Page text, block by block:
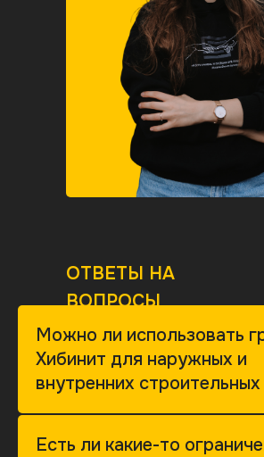
ОТВЕТЫ НА
ВОПРОСЫ
Можно ли использовать
Хибинит для наружных и
внутренних
Есть ли какие-то